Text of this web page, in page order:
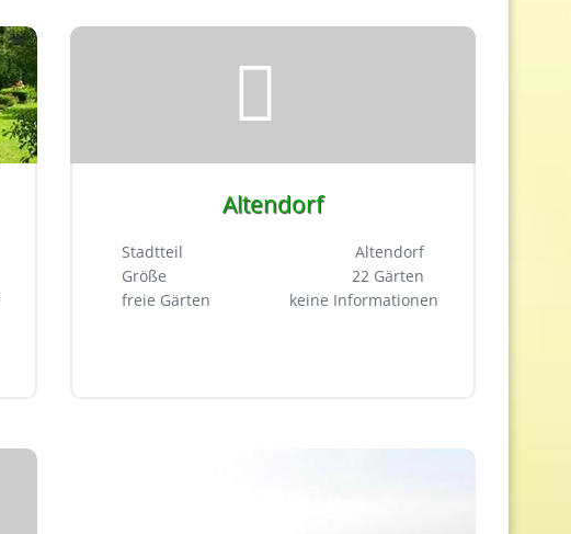
Altendorf
Stadtteil
Altendorf
Größe
22 Gärten
freie Gärten
keine Informationen